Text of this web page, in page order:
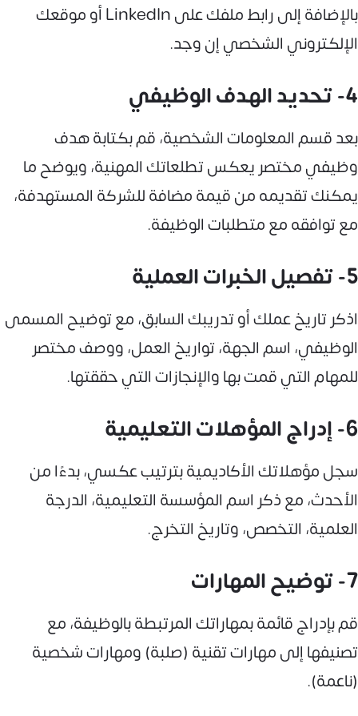
بالإضافة إلى رابط ملفك على LinkedIn أو موقعك
الإلكتروني الشخصي إن وجد.
4- تحديد الهدف الوظيفي
بعد قسم المعلومات الشخصية، قم بكتابة هدف
وظيفي مختصر يعكس تطلعاتك المهنية، ويوضح ما
يمكنك تقديمه من قيمة مضافة للشركة المستهدفة،
مع توافقه مع متطلبات الوظيفة.
5- تفصيل الخبرات العملية
اذكر تاريخ عملك أو تدريبك السابق، مع توضيح المسمى
الوظيفي، اسم الجهة، تواريخ العمل، ووصف مختصر
للمهام التي قمت بها والإنجازات التي حققتها.
6- إدراج المؤهلات التعليمية
سجل مؤهلاتك الأكاديمية بترتيب عكسي، بدءًا من
الأحدث، مع ذكر اسم المؤسسة التعليمية، الدرجة
العلمية، التخصص، وتاريخ التخرج.
7- توضيح المهارات
قم بإدراج قائمة بمهاراتك المرتبطة بالوظيفة، مع
تصنيفها إلى مهارات تقنية (صلبة) ومهارات شخصية
(ناعمة).